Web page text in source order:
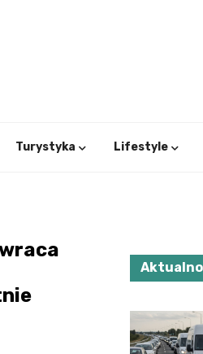
Turystyka Lifestyle